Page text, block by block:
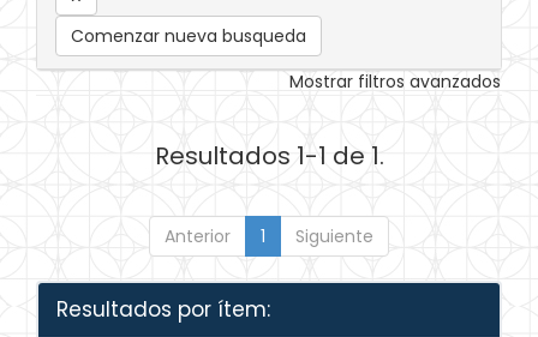
Comenzar nueva busqueda
Mostrar filtros avanzados
Resultados 1-1 de 1.
Anterior 1 Siguiente
Resultados por ítem: